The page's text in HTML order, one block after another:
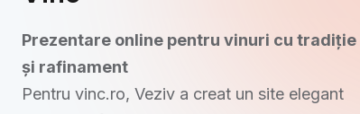
Prezentare online pentru vinuri cu tradiție
și rafinament
Pentru vinc.ro, Veziv a creat un site elegant